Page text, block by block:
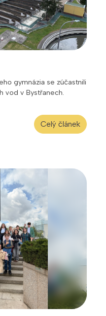
gymnázia se zúčastnili
vod v Bystřanech.
Celý článek